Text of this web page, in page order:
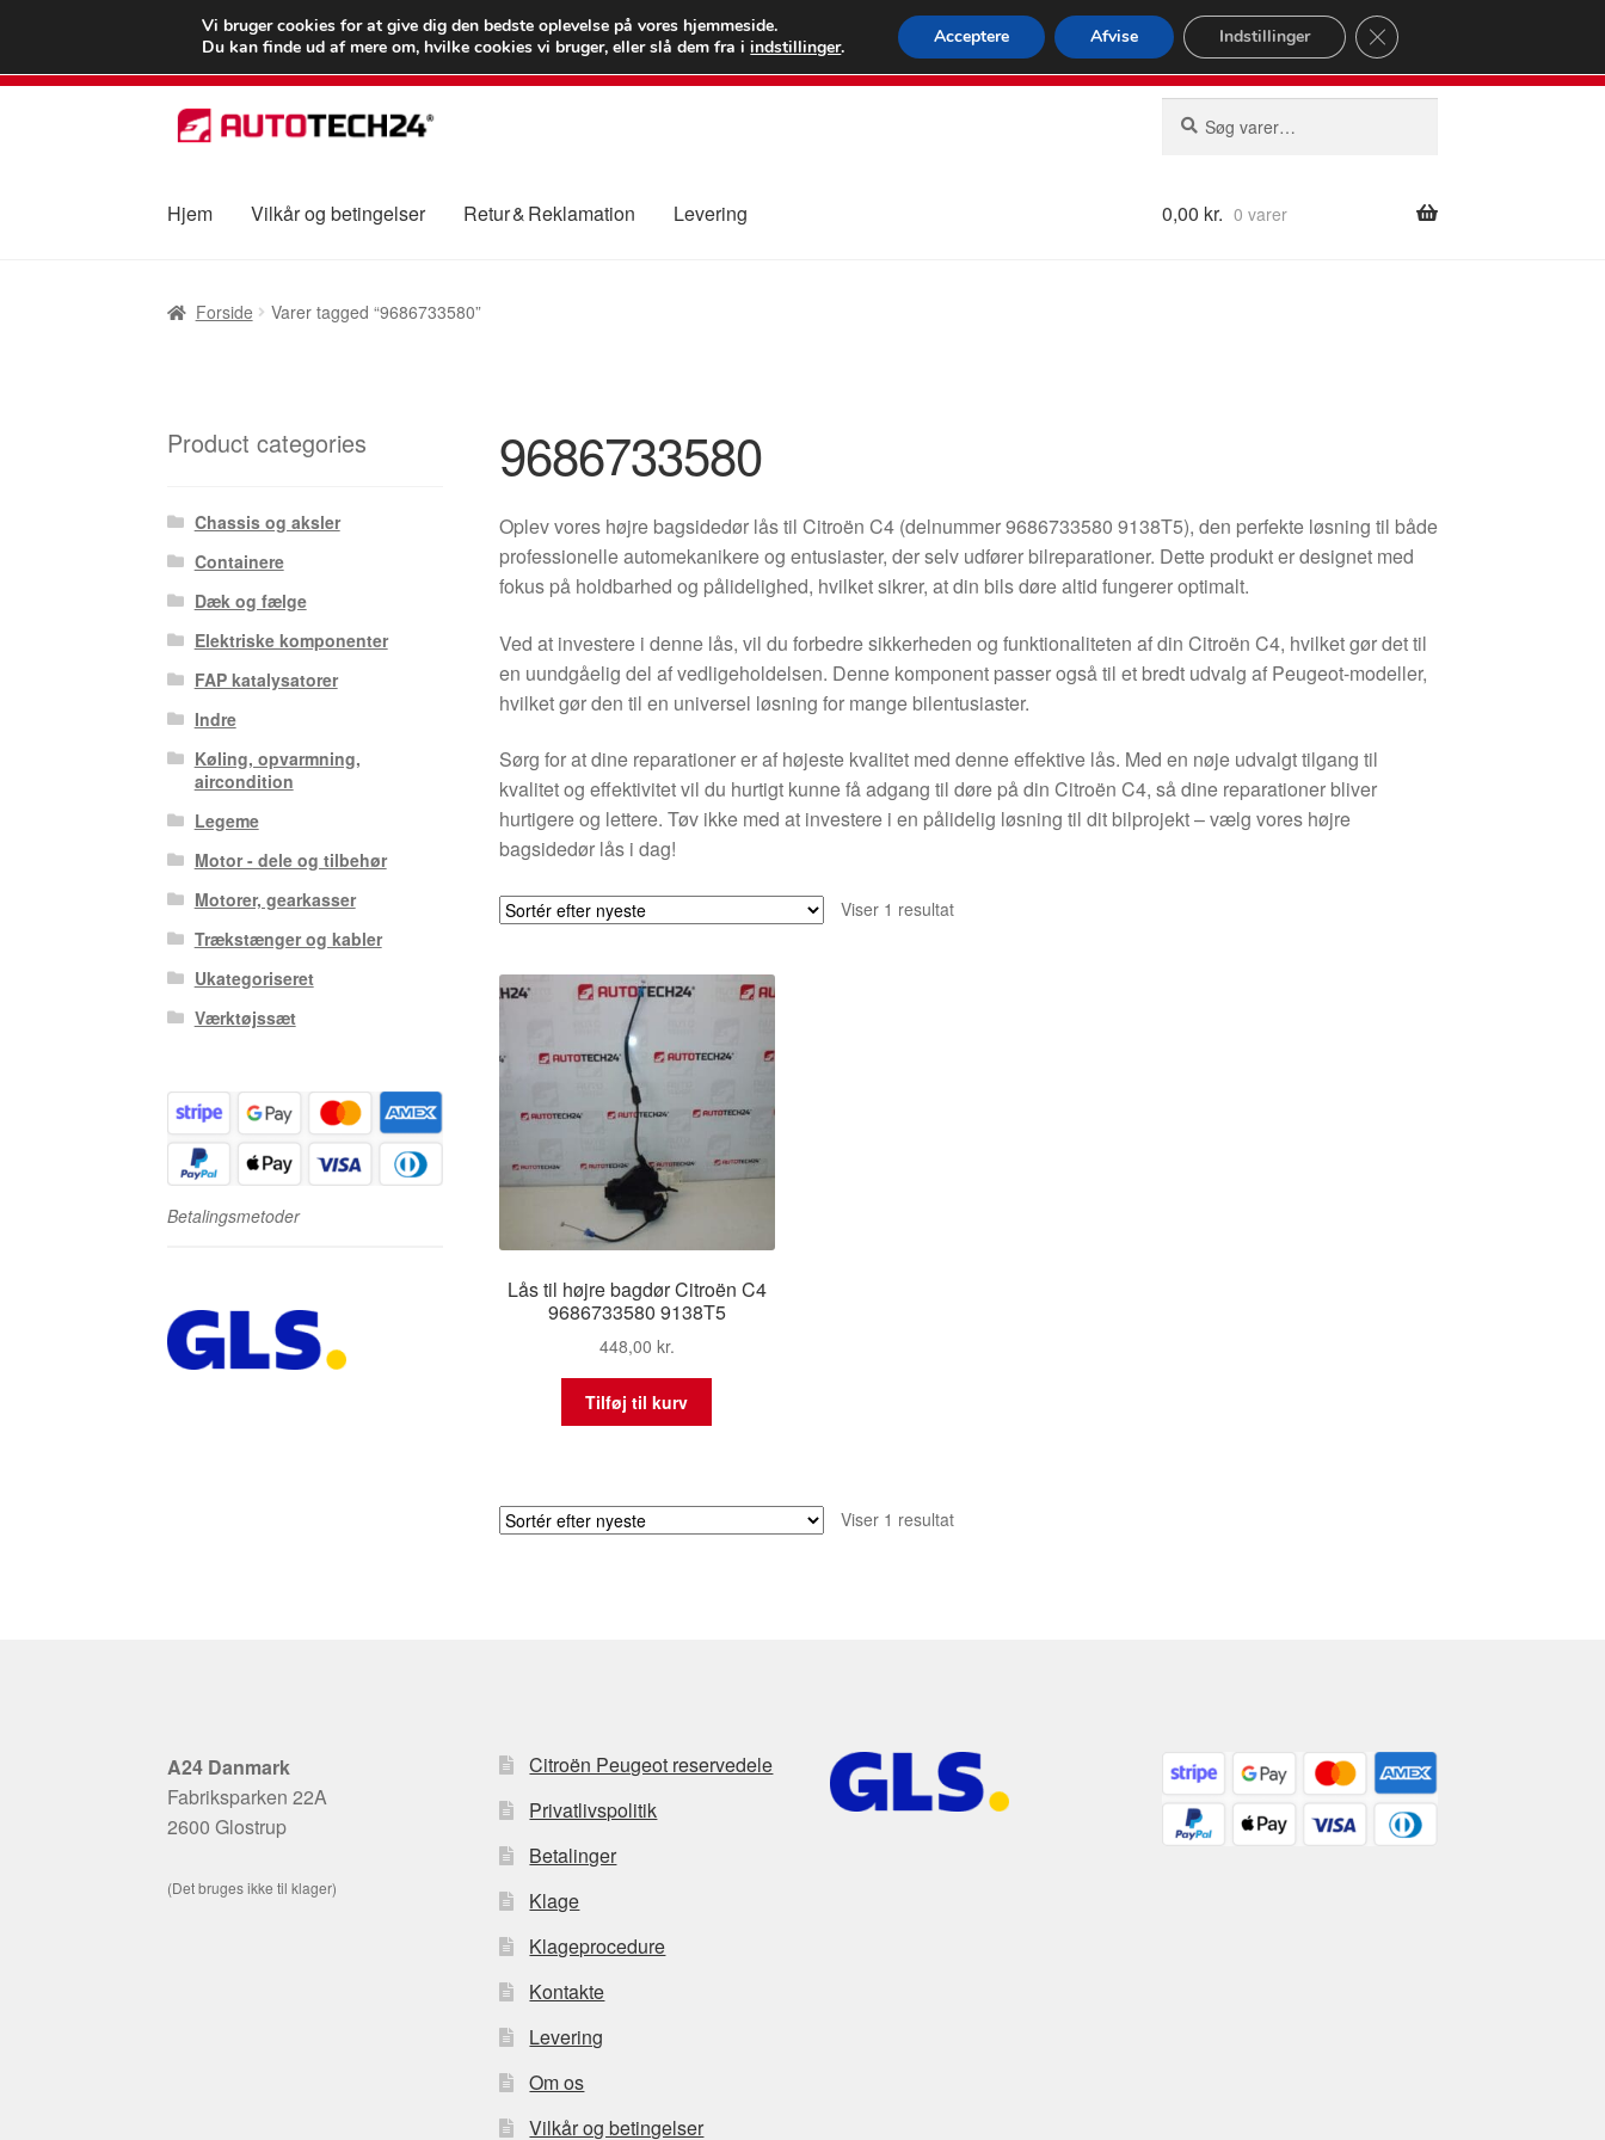
LEVERING fra 55 kr.
FEDEX verdensomspændende forsendelse
80 82 72 02Man-fre 9-16
Spring
til
Spring
til
efter:
Hjem Vilkår og betingelser Retur & Reklamation Levering 0,00 kr. 0 varer
Forside Varer tagged “9686733580”
9686733580
Oplev vores højre bagsidedør lås til Citroën C4 (delnummer 9686733580 9138T5), den perfekte løsning til både
professionelle automekanikere og entusiaster, der selv udfører bilreparationer. Dette produkt er designet med
fokus på holdbarhed og pålidelighed, hvilket sikrer, at din bils døre altid fungerer optimalt.
Ved at investere i denne lås, vil du forbedre sikkerheden og funktionaliteten af din Citroën C4, hvilket gør det til
en uundgåelig del af vedligeholdelsen. Denne komponent passer også til et bredt udvalg af Peugeot-modeller,
hvilket gør den til en universel løsning for mange bilentusiaster.
Sørg for at dine reparationer er af højeste kvalitet med denne effektive lås. Med en nøje udvalgt tilgang til
kvalitet og effektivitet vil du hurtigt kunne få adgang til døre på din Citroën C4, så dine reparationer bliver
hurtigere og lettere. Tøv ikke med at investere i en pålidelig løsning til dit bilprojekt – vælg vores højre
bagsidedør lås i dag!
Viser 1 resultat
Lås til højre bagdør Citroën C4
9686733580 9138T5
448,00 kr.
Tilføj til kurv
Viser 1 resultat
Product categories
Chassis og aksler
Containere
Dæk og fælge
Elektriske komponenter
FAP katalysatorer
Indre
Køling, opvarmning,
aircondition
Legeme
Motor - dele og tilbehør
Motorer, gearkasser
Trækstænger og kabler
Ukategoriseret
Værktøjssæt
Betalingsmetoder
A24 Danmark
Fabriksparken 22A
2600 Glostrup
(Det bruges ikke til klager)
Citroën Peugeot reservedele
Privatlivspolitik
Betalinger
Klage
Klageprocedure
Kontakte
Levering
Om os
Vilkår og betingelser
Vi bruger cookies for at give dig den bedste oplevelse på vores hjemmeside.
Du kan finde ud af mere om, hvilke cookies vi bruger, eller slå dem fra iindstillinger. Acceptere Afvise Indstillinger Close GDPR Cookie Banner